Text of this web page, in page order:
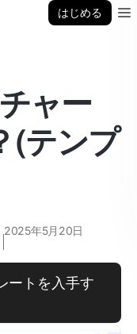
はじめる
ャー
(テンプ
2025年5月20日
ートを入手す